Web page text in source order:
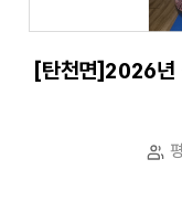
[탄천면]2026